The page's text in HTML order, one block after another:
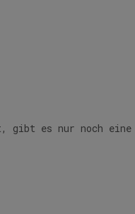
gibt es nur noch eine